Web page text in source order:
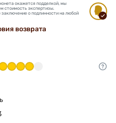
окажется подделкой, мы
стоимость экспертизы.
о подлинности на любой
возврата